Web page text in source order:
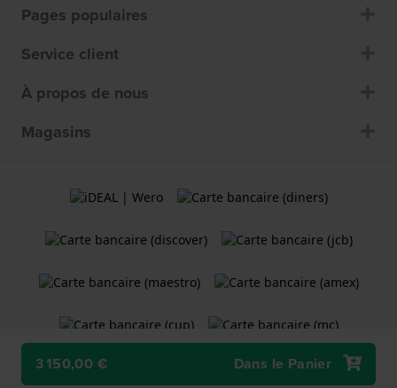
3 150,00 € Dans le Panier
Pages populaires
Service client
À propos de nous
Magasins